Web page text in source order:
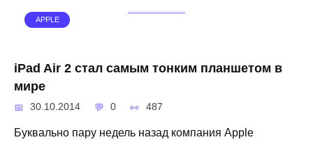
APPLE
iPad Air 2 стал самым тонким планшетом в
мире
30.10.2014 0 487
Буквально пару недель назад компания Apple